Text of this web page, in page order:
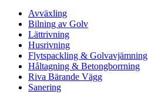
Avväxling
Bilning av Golv
Lättrivning
Husrivning
Flytspackling & Golvavjämning
Håltagning & Betongborrning
Riva Bärande Vägg
Sanering